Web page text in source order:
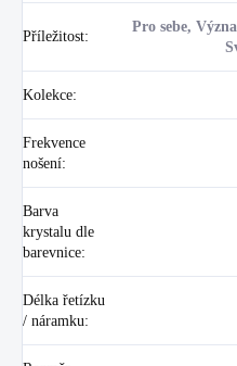
Příležitost:
Pro sebe,
Kolekce:
Frekvence
nošení:
Barva
krystalu dle
barevnice:
Délka řetízku
/ náramku: